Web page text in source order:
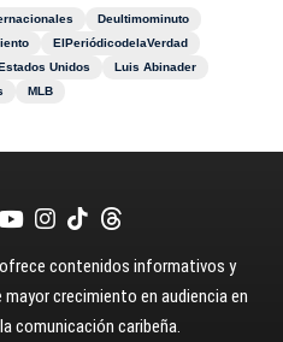
Deultimominuto
ElPeriódicodelaVerdad
Unidos
Luis Abinader
MLB
contenidos informativos y
crecimiento en audiencia en
comunicación caribeña.